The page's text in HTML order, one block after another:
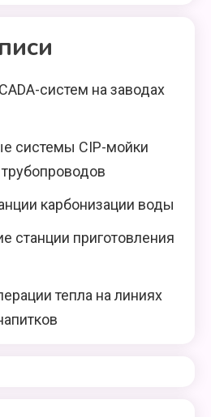
систем на заводах
системы CIP-мойки
карбонизации воды
станции приготовления
тепла на линиях